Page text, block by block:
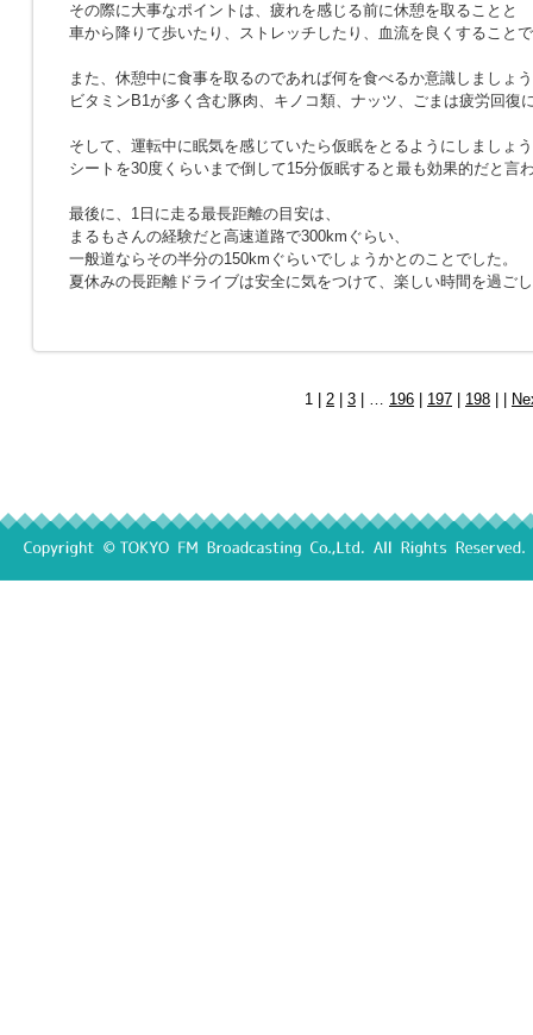
その際に大事なポイントは、疲れを感じる前に休憩を取ることと
車から降りて歩いたり、ストレッチしたり、血流を良くすること
また、休憩中に食事を取るのであれば何を食べるか意識しましょ
ビタミンB1が多く含む豚肉、キノコ類、ナッツ、ごまは疲労回復
そして、運転中に眠気を感じていたら仮眠をとるようにしましょ
シートを30度くらいまで倒して15分仮眠すると最も効果的だと言
最後に、1日に走る最長距離の目安は、
まるもさんの経験だと高速道路で300kmぐらい、
一般道ならその半分の150kmぐらいでしょうかとのことでした。
夏休みの長距離ドライブは安全に気をつけて、楽しい時間を過ご
1 | 2 3 | … 196 197 198